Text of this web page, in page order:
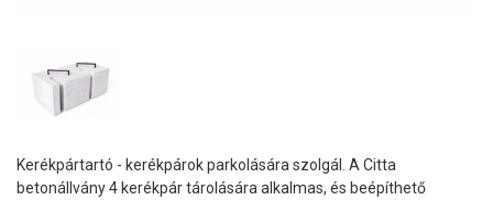
Kerékpártartó - kerékpárok parkolására szolgál. A Citta
betonállvány 4 kerékpár tárolására alkalmas, és beépíthető